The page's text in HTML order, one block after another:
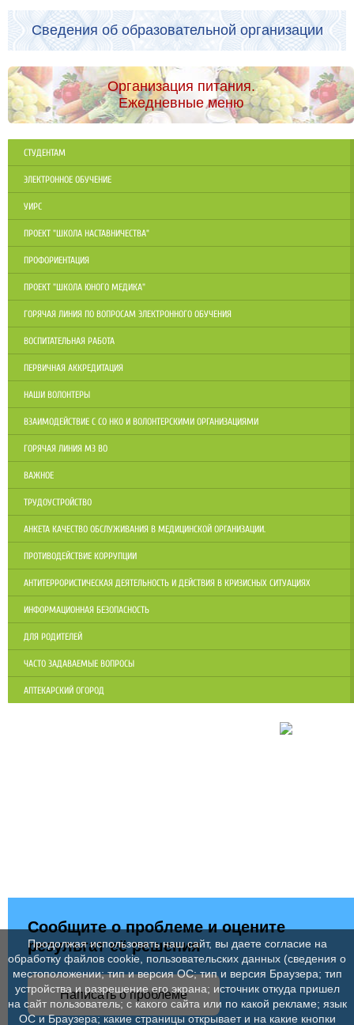
Сведения об образовательной организации
Организация питания.
Ежедневные меню
СТУДЕНТАМ
ЭЛЕКТРОННОЕ ОБУЧЕНИЕ
УИРС
ПРОЕКТ "ШКОЛА НАСТАВНИЧЕСТВА"
ПРОФОРИЕНТАЦИЯ
ПРОЕКТ "ШКОЛА ЮНОГО МЕДИКА"
ГОРЯЧАЯ ЛИНИЯ ПО ВОПРОСАМ ЭЛЕКТРОННОГО ОБУЧЕНИЯ
ВОСПИТАТЕЛЬНАЯ РАБОТА
ПЕРВИЧНАЯ АККРЕДИТАЦИЯ
НАШИ ВОЛОНТЕРЫ
ВЗАИМОДЕЙСТВИЕ С СО НКО И ВОЛОНТЕРСКИМИ ОРГАНИЗАЦИЯМИ
ГОРЯЧАЯ ЛИНИЯ МЗ ВО
ВАЖНОЕ
ТРУДОУСТРОЙСТВО
АНКЕТА КАЧЕСТВО ОБСЛУЖИВАНИЯ В МЕДИЦИНСКОЙ ОРГАНИЗАЦИИ.
ПРОТИВОДЕЙСТВИЕ КОРРУПЦИИ
АНТИТЕРРОРИСТИЧЕСКАЯ ДЕЯТЕЛЬНОСТЬ И ДЕЙСТВИЯ В КРИЗИСНЫХ СИТУАЦИЯХ
ИНФОРМАЦИОННАЯ БЕЗОПАСНОСТЬ
ДЛЯ РОДИТЕЛЕЙ
ЧАСТО ЗАДАВАЕМЫЕ ВОПРОСЫ
АПТЕКАРСКИЙ ОГОРОД
Сообщите о проблеме и оцените
результат её решения
Написать о проблеме
Продолжая использовать наш сайт, вы даете согласие на
обработку файлов cookie, пользовательских данных (сведения о
местоположении; тип и версия ОС; тип и версия Браузера; тип
устройства и разрешение его экрана; источник откуда пришел
на сайт пользователь; с какого сайта или по какой рекламе; язык
ОС и Браузера; какие страницы открывает и на какие кнопки